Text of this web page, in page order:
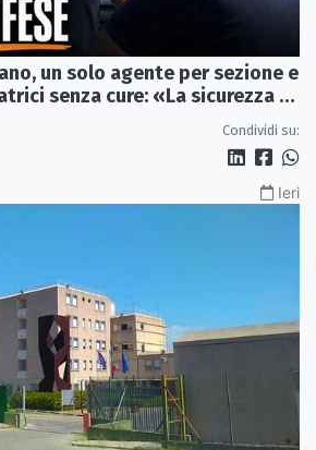
un solo agente per sezione e
senza cure: «La sicurezza è
Condividi su:
Ieri